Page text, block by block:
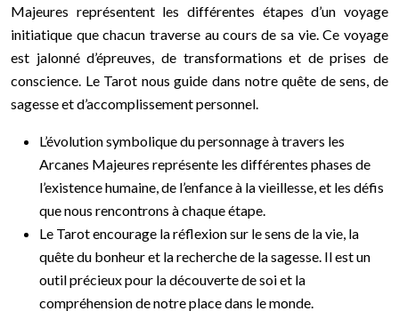
Majeures représentent les différentes étapes d’un voyage
initiatique que chacun traverse au cours de sa vie. Ce voyage
est jalonné d’épreuves, de transformations et de prises de
conscience. Le Tarot nous guide dans notre quête de sens, de
sagesse et d’accomplissement personnel.
L’évolution symbolique du personnage à travers les
Arcanes Majeures représente les différentes phases de
l’existence humaine, de l’enfance à la vieillesse, et les défis
que nous rencontrons à chaque étape.
Le Tarot encourage la réflexion sur le sens de la vie, la
quête du bonheur et la recherche de la sagesse. Il est un
outil précieux pour la découverte de soi et la
compréhension de notre place dans le monde.